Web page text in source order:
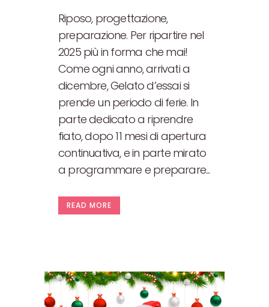
Riposo, progettazione,
preparazione. Per ripartire nel
2025 più in forma che mai!
Come ogni anno, arrivati a
dicembre, Gelato d’essai si
prende un periodo di ferie. In
parte dedicato a riprendre
fiato, dopo 11 mesi di apertura
continuativa, e in parte mirato
a programmare e preparare...
READ MORE